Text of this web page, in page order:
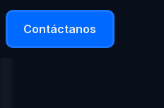
Contáctanos